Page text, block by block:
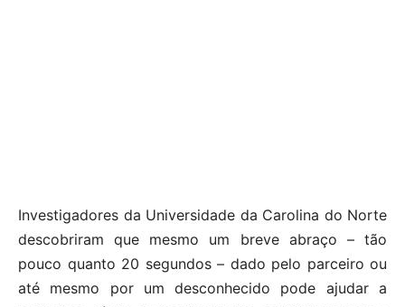
Investigadores da Universidade da Carolina do Norte
descobriram que mesmo um breve abraço – tão
pouco quanto 20 segundos – dado pelo parceiro ou
até mesmo por um desconhecido pode ajudar a